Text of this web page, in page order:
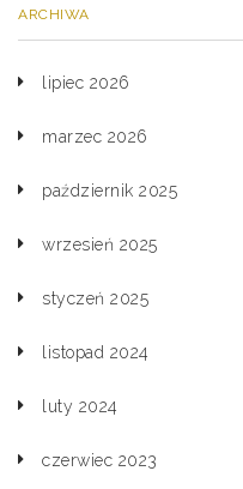
ARCHIWA
lipiec 2026
marzec 2026
październik 2025
wrzesień 2025
styczeń 2025
listopad 2024
luty 2024
czerwiec 2023